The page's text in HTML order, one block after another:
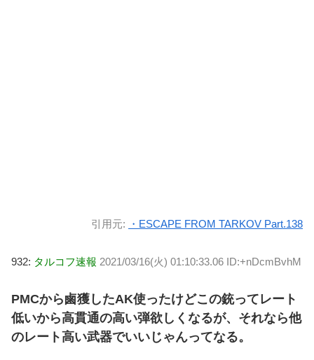
引用元: ・ESCAPE FROM TARKOV Part.138
932: タルコフ速報 2021/03/16(火) 01:10:33.06 ID:+nDcmBvhM
PMCから鹵獲したAK使ったけどこの銃ってレート
低いから高貫通の高い弾欲しくなるが、それなら他
のレート高い武器でいいじゃんってなる。